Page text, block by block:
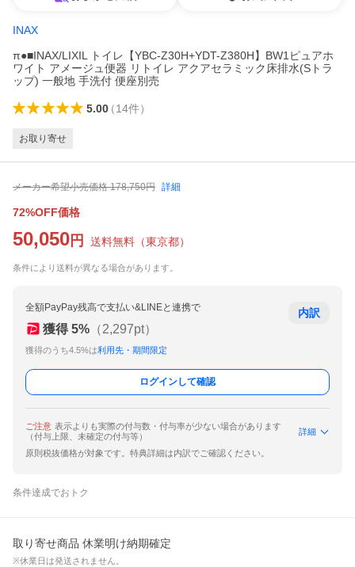
INAX
π●■INAX/LIXIL トイレ【YBC-Z30H+YDT-Z380H】BW1ピュアホ
ワイト アメージュ便器 リトイレ アクアセラミック床排水(Sトラ
ップ) 一般地 手洗付 便座別売
5.00（14件）
お取り寄せ
メーカー希望小売価格 178,750円 詳細
72%OFF価格
50,050 円 送料無料 （東京都）
条件により送料が異なる場合があります。
全額PayPay残高で支払い&LINEと連携で
獲得 5% （2,297pt）
獲得のうち4.5%は利用先・期間限定
内訳
ログインして確認
ご注意 表示よりも実際の付与数・付与率が少ない場合があります
（付与上限、未確定の付与等）
詳細
原則税抜価格が対象です。特典詳細は内訳でご確認ください。
条件達成でおトク
取り寄せ商品 休業明け納期確定
※休業日は発送されません。